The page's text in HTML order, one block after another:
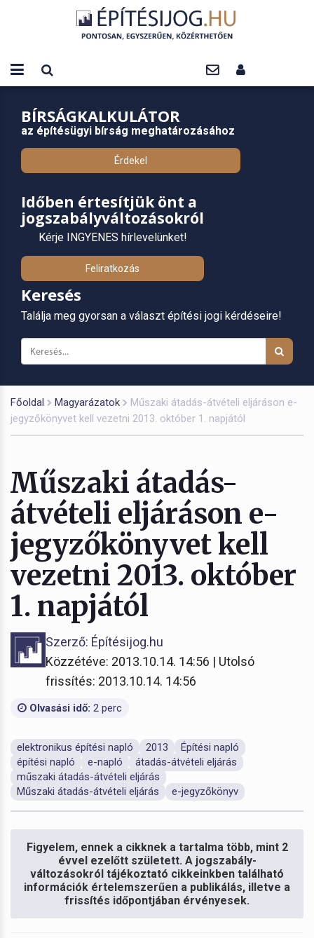
BÍRSÁGKALKULÁTOR
az építésügyi bírság meghatározásához
Érdekel
Időben értesítjük önt a
jogszabályváltozásokról
Kérje INGYENES hírlevelünket!
Feliratkozás
Keresés
Találja meg gyorsan a választ építési jogi kérdéseire!
Főoldal Magyarázatok
Műszaki átadás-átvételi eljáráson e-
jegyzőkönyvet kell vezetni 2013. október 1. napjától
Műszaki átadás-
átvételi eljáráson e-
jegyzőkönyvet kell
vezetni 2013. október
1. napjától
Szerző: Építésijog.hu
Közzétéve: 2013.10.14. 14:56 | Utolsó
frissítés: 2013.10.14. 14:56
Olvasási idő: 2 perc
elektronikus építési napló 2013
Építési napló
építési napló
e-napló
átadás-átvételi eljárás
műszaki átadás-átvételi eljárás
Műszaki átadás-átvételi eljárás
e-jegyzőkönyv
Figyelem, ennek a cikknek a tartalma több, mint 2
évvel ezelőtt született. A jogszabály-
változásokról tájékoztató cikkeinkben található
információk értelemszerűen a publikálás, illetve a
frissítés időpontjában érvényesek.